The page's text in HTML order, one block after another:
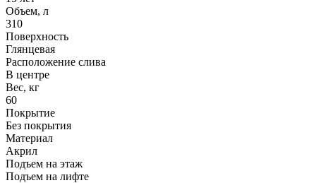
Объем, л
310
Поверхность
Глянцевая
Расположение слива
В центре
Вес, кг
60
Покрытие
Без покрытия
Материал
Акрил
Подъем на этаж
Подъем на лифте